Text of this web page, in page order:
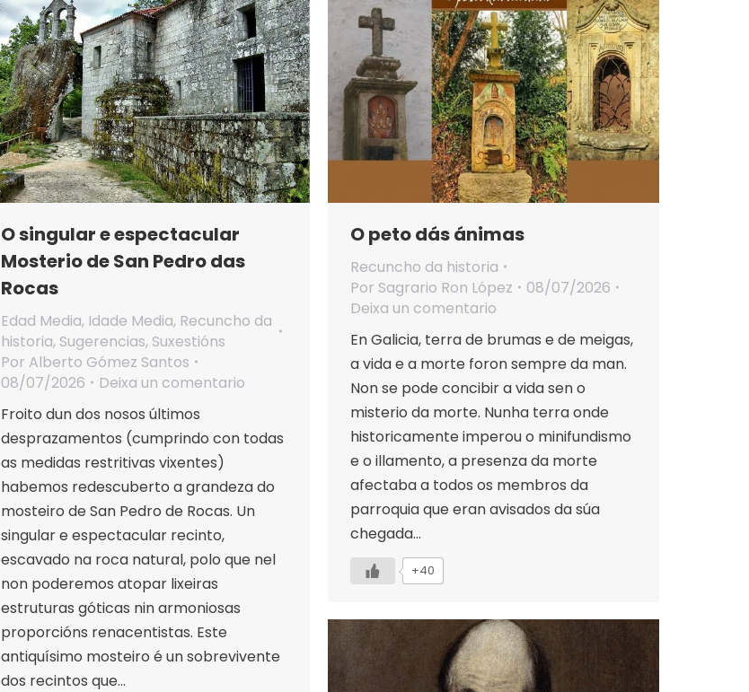
O singular e espectacular
Mosterio de San Pedro das
Rocas
Edad Media, Idade Media, Recuncho da
historia, Sugerencias, Suxestións
Por Alberto Gómez Santos
08/07/2026
Deixa un comentario
Froito dun dos nosos últimos
desprazamentos (cumprindo con todas
as medidas restritivas vixentes)
habemos redescuberto a grandeza do
mosteiro de San Pedro de Rocas. Un
singular e espectacular recinto,
escavado na roca natural, polo que nel
non poderemos atopar lixeiras
estruturas góticas nin armoniosas
proporcións renacentistas. Este
antiquísimo mosteiro é un sobrevivente
dos recintos que…
O peto dás ánimas
Recuncho da historia
Por Sagrario Ron López
08/07/2026
Deixa un comentario
En Galicia, terra de brumas e de meigas,
a vida e a morte foron sempre da man.
Non se pode concibir a vida sen o
misterio da morte. Nunha terra onde
historicamente imperou o minifundismo
e o illamento, a presenza da morte
afectaba a todos os membros da
parroquia que eran avisados da súa
chegada…
+40